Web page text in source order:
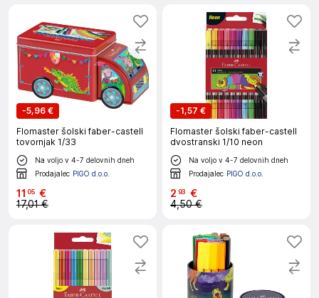
-5,96 €
Flomaster šolski faber-castell
tovornjak 1/33
Na voljo v 4-7 delovnih dneh
Prodajalec PIGO d.o.o.
11 05 €
17,01 €
-1,57 €
Flomaster šolski faber-castell
dvostranski 1/10 neon
Na voljo v 4-7 delovnih dneh
Prodajalec PIGO d.o.o.
2 93 €
4,50 €